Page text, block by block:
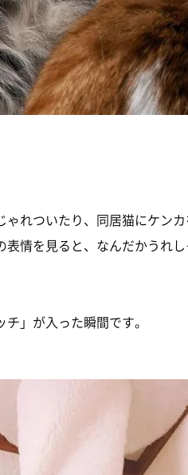
れついたり、同居猫にケン
情を見ると、なんだかうれ
」が入った瞬間です。